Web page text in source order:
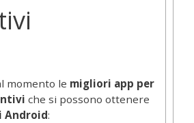
momento le migliori app per
che si possono ottenere
Android: